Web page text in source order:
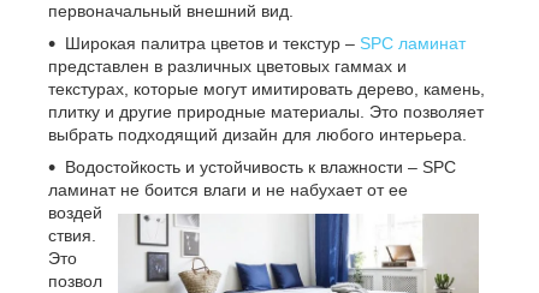
первоначальный внешний вид.
Широкая палитра цветов и текстур – SPC ламинат
представлен в различных цветовых гаммах и
текстурах, которые могут имитировать дерево, камень,
плитку и другие природные материалы. Это позволяет
выбрать подходящий дизайн для любого интерьера.
Водостойкость и устойчивость к влажности – SPC
ламинат не боится влаги и не набухает от ее
воздей
ствия.
Это
позвол